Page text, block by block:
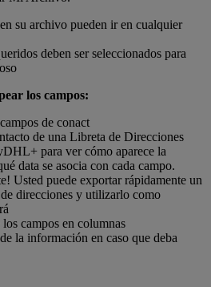
su archivo pueden ir en cualquier
deben ser seleccionados para
los campos:
de conact
de una Libreta de Direcciones
para ver cómo aparece la
data se asocia con cada campo.
Usted puede exportar rápidamente un
direcciones y utilizarlo como
campos en columnas
la información en caso que deba